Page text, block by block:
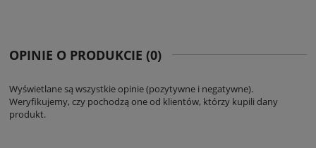
OPINIE O PRODUKCIE (0)
Wyświetlane są wszystkie opinie (pozytywne i negatywne).
Weryfikujemy, czy pochodzą one od klientów, którzy kupili dany
produkt.